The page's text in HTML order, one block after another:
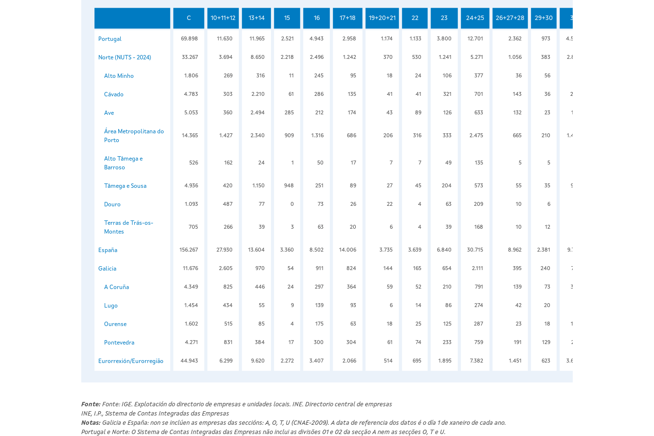
C 10+11+12 13+14 15 16 17+18 19+20+21 22 23 24+25 26+27+28 29+30 31
Portugal 69.898 11.630 11.965 2.521 4.943 2.958 1.174 1.133 3.800 12.701 2.362 973 4.545
Norte (NUTS - 2024) 33.267 3.694 8.650 2.218 2.496 1.242 370 530 1.241 5.271 1.056 383 2.891
Alto Minho 1.806 269 316 11 245 95 18 24 106 377 36 56
Cávado 4.783 303 2.210 61 286 135 41 41 321 701 143 36 248
Ave 5.053 360 2.494 285 212 174 43 89 126 633 132 23 145
Área Metropolitana do
Porto
14.365 1.427 2.340 909 1.316 686 206 316 333 2.475 665 210 1.427
Alto Tâmega e
Barroso
526 162 24 1 50 17 7 7 49 135 5 5
Tâmega e Sousa 4.936 420 1.150 948 251 89 27 45 204 573 55 35 930
Douro 1.093 487 77 0 73 26 22 4 63 209 10 6
Terras de Trás-os-
Montes
705 266 39 3 63 20 6 4 39 168 10 12
España 156.267 27.930 13.604 3.360 8.502 14.006 3.735 3.639 6.840 30.715 8.962 2.381 9.751
Galicia 11.676 2.605 970 54 911 824 144 165 654 2.111 395 240 747
A Coruña 4.349 825 446 24 297 364 59 52 210 791 139 73 334
Lugo 1.454 434 55 9 139 93 6 14 86 274 42 20
Ourense 1.602 515 85 4 175 63 18 25 125 287 23 18 108
Pontevedra 4.271 831 384 17 300 304 61 74 233 759 191 129 214
Eurorrexión/Eurorregião 44.943 6.299 9.620 2.272 3.407 2.066 514 695 1.895 7.382 1.451 623 3.638
Fonte: Fonte: IGE. Explotación do directorio de empresas e unidades locais. INE. Directorio central de empresas
INE, I.P., Sistema de Contas Integradas das Empresas
Notas: Galicia e España: non se inclúen as empresas das seccións: A, O, T, U (CNAE-2009). A data de referencia dos datos é o día 1 de xaneiro de cada ano.
Portugal e Norte: O Sistema de Contas Integradas das Empresas não inclui as divisões 01 e 02 da secção A nem as secções O, T e U.